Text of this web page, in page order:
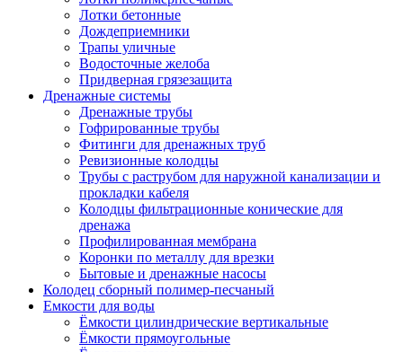
Лотки бетонные
Дождеприемники
Трапы уличные
Водосточные желоба
Придверная грязезащита
Дренажные системы
Дренажные трубы
Гофрированные трубы
Фитинги для дренажных труб
Ревизионные колодцы
Трубы с раструбом для наружной канализации и
прокладки кабеля
Колодцы фильтрационные конические для
дренажа
Профилированная мембрана
Коронки по металлу для врезки
Бытовые и дренажные насосы
Колодец сборный полимер-песчаный
Емкости для воды
Ёмкости цилиндрические вертикальные
Ёмкости прямоугольные